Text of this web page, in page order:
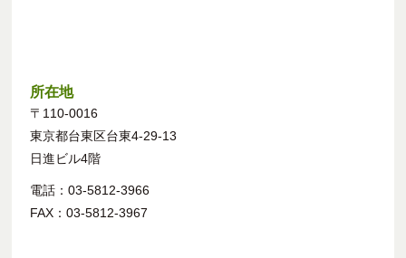
所在地
〒110-0016
東京都台東区台東4-29-13
日進ビル4階
電話：03-5812-3966
FAX：03-5812-3967